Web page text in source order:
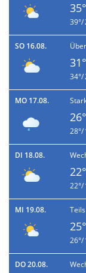
35°
39°/
SO 16.08.
31°
34°/
MO 17.08.
26°
28°/
DI 18.08.
22°
22°/
MI 19.08.
25°
26°/
DO 20.08.